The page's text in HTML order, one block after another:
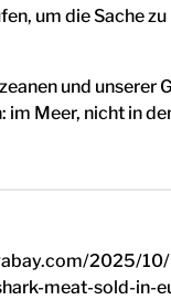
um die Sache
und unserer
Meer, nicht in
2025/
meat-sold-in-